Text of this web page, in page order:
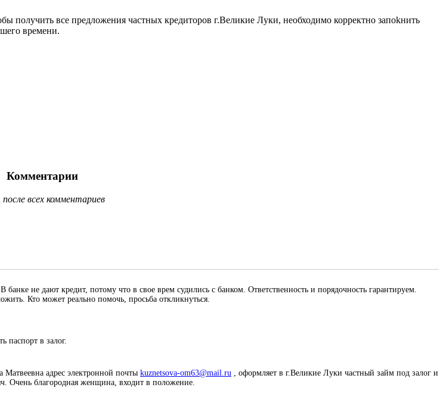
получить все предложения частных кредиторов г.Великие Луки, необходимо корректно запоkнить
времени.
Комментарии
всех комментариев
не дают кредит, потому что в свое врем судились с банком. Ответственность и порядочность гарантируем.
Кто может реально помочь, просьба откликнуться.
паспорт в залог.
адрес электронной почты kuznetsova-om63@mail.ru , оформляет в г.Великие Луки частный займ под залог и
Очень благородная женщина, входит в положение.